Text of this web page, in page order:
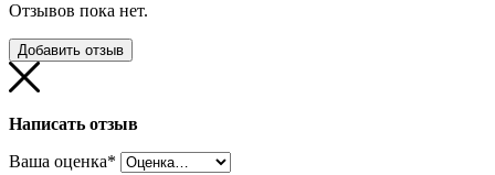
Отзывов пока нет.
Добавить отзыв
Написать отзыв
Ваша оценка*